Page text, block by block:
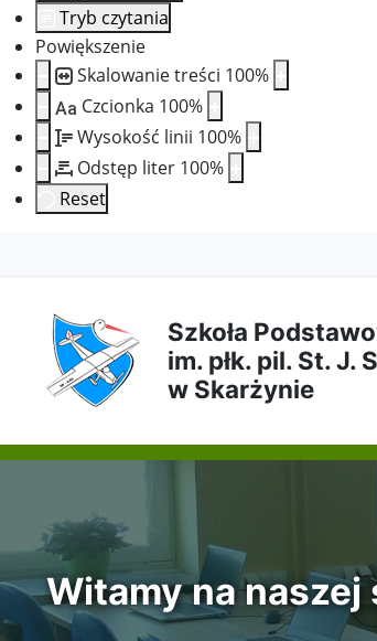
Tryb czytania
Powiększenie
Skalowanie treści 100%
Aa Czcionka 100%
Wysokość linii 100%
Odstęp liter 100%
Reset
do
treści
do
menu
do
wyszukiwarki
do
mapy
Szkoła
im. płk. pil. St. J.
w Skarżynie
Witamy na naszej